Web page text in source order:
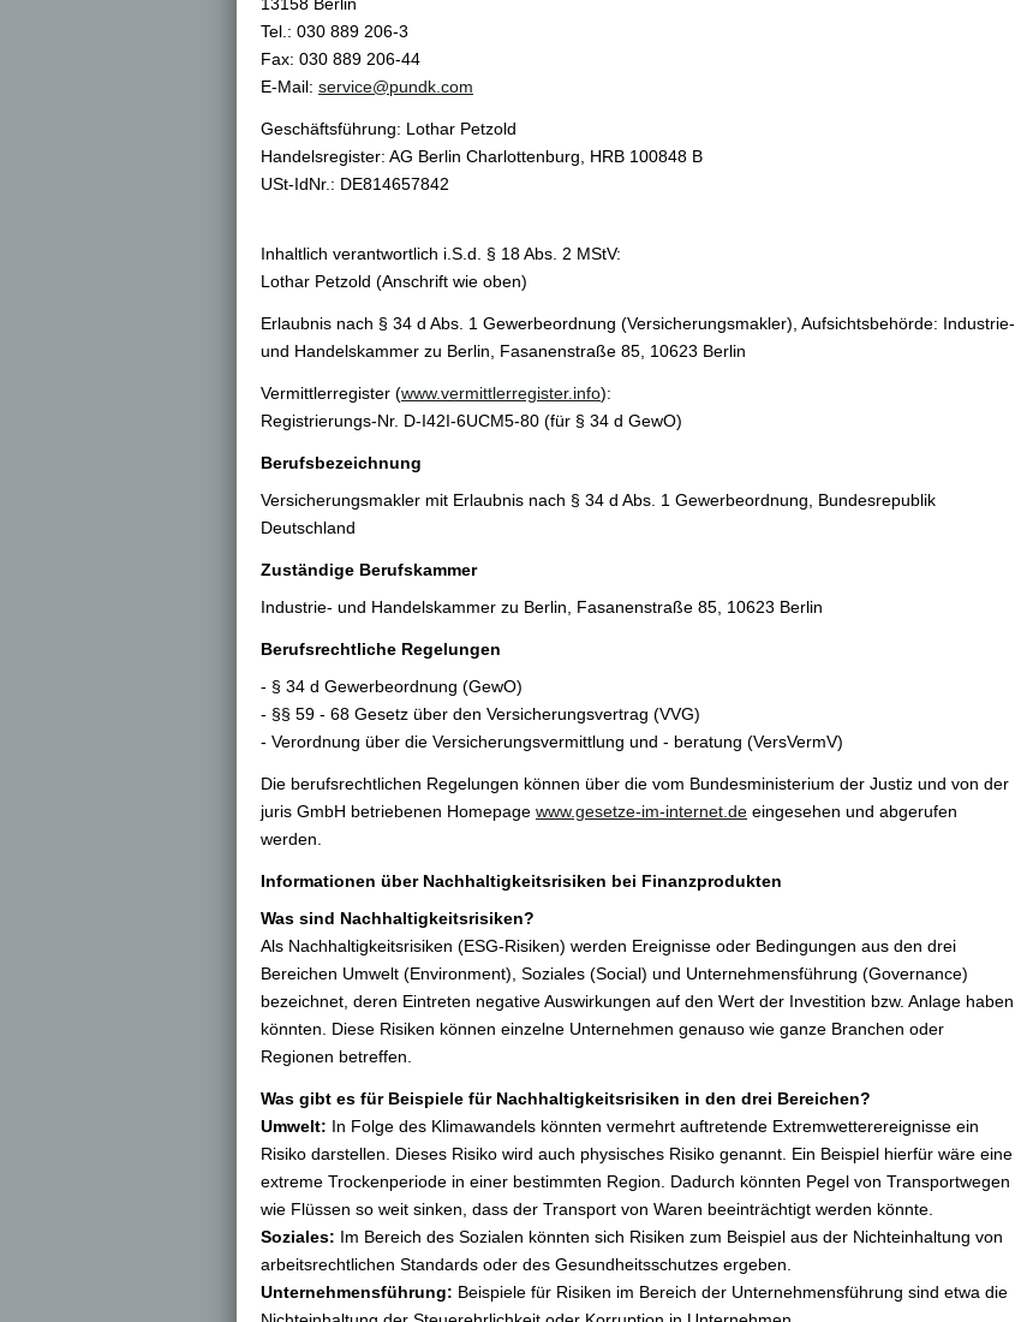
Tel.: 030 889 206-3
Fax: 030 889 206-44
E-Mail: service@pundk.com
Geschäftsführung: Lothar Petzold
Handelsregister: AG Berlin Charlottenburg, HRB 100848 B
USt-IdNr.: DE814657842
Inhaltlich verantwortlich i.S.d. § 18 Abs. 2 MStV:
Lothar Petzold (Anschrift wie oben)
Erlaubnis nach § 34 d Abs. 1 Gewerbeordnung (Ver­sicherungs­makler), Aufsichtsbehörde: Industrie-
und Handelskammer zu Berlin, Fasanenstraße 85, 10623 Berlin
Vermittlerregister (www.vermittlerregister.info):
Registrierungs-Nr. D-I42I-6UCM5-80 (für § 34 d GewO)
Berufsbezeichnung
Ver­sicherungs­makler mit Erlaubnis nach § 34 d Abs. 1 Gewerbeordnung, Bundesrepublik
Deutschland
Zuständige Berufskammer
Industrie- und Handelskammer zu Berlin, Fasanenstraße 85, 10623 Berlin
Berufsrechtliche Regelungen
- § 34 d Gewerbeordnung (GewO)
- §§ 59 - 68 Gesetz über den Versicherungsvertrag (VVG)
- Verordnung über die Versicherungsvermittlung und - beratung (VersVermV)
Die berufsrechtlichen Regelungen können über die vom Bundesministerium der Justiz und von der
juris GmbH betriebenen Homepage www.gesetze-im-internet.de eingesehen und abgerufen
werden.
Informationen über Nachhaltigkeitsrisiken bei Finanzprodukten
Was sind Nachhaltigkeitsrisiken?
Als Nachhaltigkeitsrisiken (ESG-Risiken) werden Ereignisse oder Bedingungen aus den drei
Bereichen Umwelt (Environment), Soziales (Social) und Unternehmensführung (Governance)
bezeichnet, deren Eintreten negative Auswirkungen auf den Wert der Investition bzw. Anlage haben
könnten. Diese Risiken können einzelne Unternehmen genauso wie ganze Branchen oder
Regionen betreffen.
Was gibt es für Beispiele für Nachhaltigkeitsrisiken in den drei Bereichen?
Umwelt: In Folge des Klimawandels könnten vermehrt auftretende Extremwetterereignisse ein
Risiko darstellen. Dieses Risiko wird auch physisches Risiko genannt. Ein Beispiel hierfür wäre eine
extreme Trockenperiode in einer bestimmten Region. Dadurch könnten Pegel von Transportwegen
wie Flüssen so weit sinken, dass der Transport von Waren beeinträchtigt werden könnte.
Soziales: Im Bereich des Sozialen könnten sich Risiken zum Beispiel aus der Nichteinhaltung von
arbeitsrechtlichen Standards oder des Gesundheitsschutzes ergeben.
Unternehmensführung: Beispiele für Risiken im Bereich der Unternehmensführung sind etwa die